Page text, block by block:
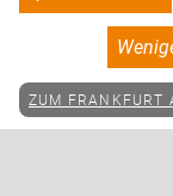
ZUM FRANKFURT